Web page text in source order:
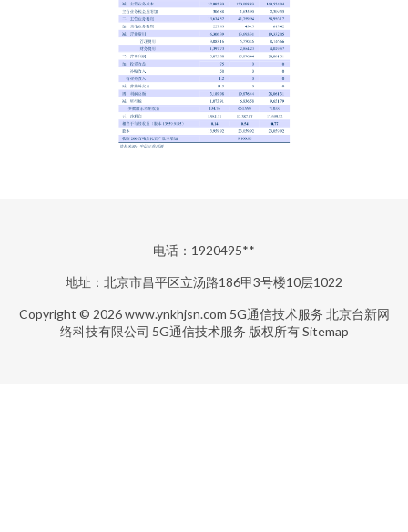
电话：1920495**
地址：北京市昌平区立汤路186甲3号楼10层1022
Copyright © 2026www.ynkhjsn.com 5G通信技术服务 北京台新网
络科技有限公司 5G通信技术服务 版权所有Sitemap